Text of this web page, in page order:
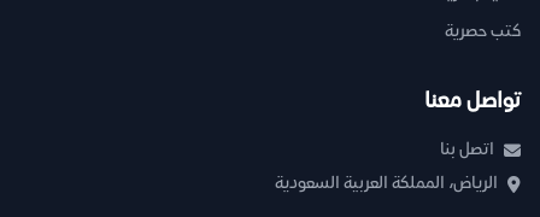
كتب حصرية
تواصل معنا
اتصل بنا
الرياض، المملكة العربية السعودية